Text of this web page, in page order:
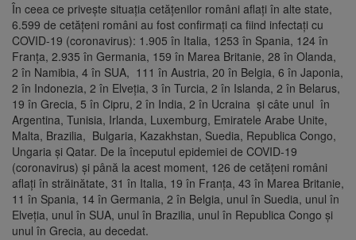
În ceea ce privește situația cetățenilor români aflați în alte state,
6.599 de cetățeni români au fost confirmați ca fiind infectați cu
COVID-19 (coronavirus): 1.905 în Italia, 1253 în Spania, 124 în
Franța, 2.935 în Germania, 159 în Marea Britanie, 28 în Olanda,
2 în Namibia, 4 în SUA, 111 în Austria, 20 în Belgia, 6 în Japonia,
2 în Indonezia, 2 în Elveția, 3 în Turcia, 2 în Islanda, 2 în Belarus,
19 în Grecia, 5 în Cipru, 2 în India, 2 în Ucraina și câte unul în
Argentina, Tunisia, Irlanda, Luxemburg, Emiratele Arabe Unite,
Malta, Brazilia, Bulgaria, Kazakhstan, Suedia, Republica Congo,
Ungaria și Qatar. De la începutul epidemiei de COVID-19
(coronavirus) și până la acest moment, 126 de cetățeni români
aflați în străinătate, 31 în Italia, 19 în Franța, 43 în Marea Britanie,
11 în Spania, 14 în Germania, 2 în Belgia, unul în Suedia, unul în
Elveția, unul în SUA, unul în Brazilia, unul în Republica Congo și
unul în Grecia, au decedat.